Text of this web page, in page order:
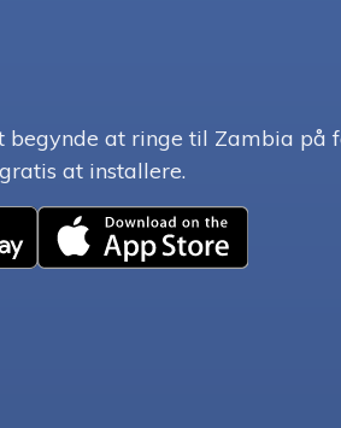
begynde at ringe til Zambia på
at installere.